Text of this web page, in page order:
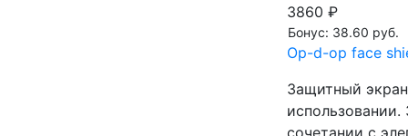
3860 ₽
Бонус: 38.60 руб.
Op-d-op face
Защитный